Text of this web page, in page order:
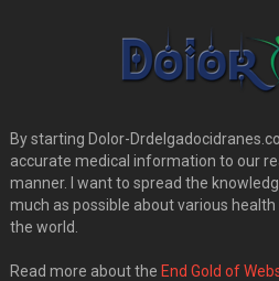
By starting Dolor-
accurate medical information to our
manner. I want to spread the
much as possible about various
the world.
Read more about the End Gold of